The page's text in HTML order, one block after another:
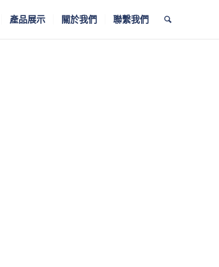
產品展示 關於我們 聯繫我們